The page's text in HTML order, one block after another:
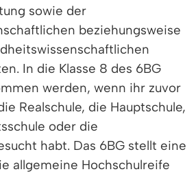
sowie der
beziehungsweise
In die Klasse 8 des 6BG
werden, wenn ihr zuvor
Realschule, die Hauptschule,
oder die
habt. Das 6BG stellt eine
allgemeine Hochschulreife